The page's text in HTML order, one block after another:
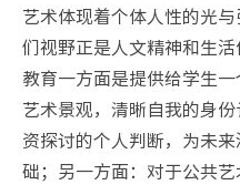
艺术体现着个体人性的光
们视野正是人文精神和生
教育一方面是提供给学生
艺术景观，清晰自我的身
资探讨的个人判断，为未
础；另一方面：对于公共艺